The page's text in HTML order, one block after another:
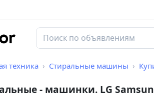
техника Стиральные машины
- машинки. LG